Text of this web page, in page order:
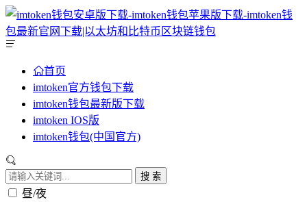
首页
imtoken官方钱包下载
imtoken钱包最新版下载
imtoken IOS版
imtoken钱包(中国官方)
搜 索
昼/夜